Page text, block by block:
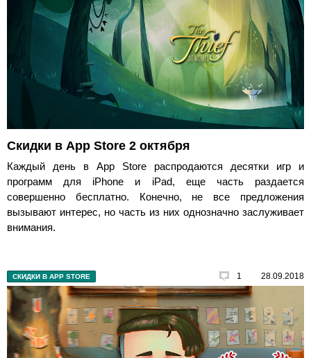
Скидки в App Store 2 октября
Каждый день в App Store распродаются десятки игр и
программ для iPhone и iPad, еще часть раздается
совершенно бесплатно. Конечно, не все предложения
вызывают интерес, но часть из них однозначно заслуживает
внимания.
СКИДКИ В APP STORE 1 28.09.2018